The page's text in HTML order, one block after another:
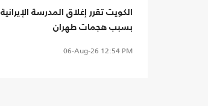
الكويت تقرر إغلاق المدرسة الإيرانية
بسبب هجمات طهران
06-Aug-26 12:54 PM